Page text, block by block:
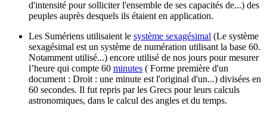
d'intensité pour solliciter l'ensemble de ses capacités de...) des
peuples auprès desquels ils étaient en application.
Les Sumériens utilisaient le système sexagésimal (Le système
sexagésimal est un système de numération utilisant la base 60.
Notamment utilisé...) encore utilisé de nos jours pour mesurer
l’heure qui compte 60 minutes ( Forme première d'un
document : Droit : une minute est l'original d'un...) divisées en
60 secondes. Il fut repris par les Grecs pour leurs calculs
astronomiques, dans le calcul des angles et du temps.